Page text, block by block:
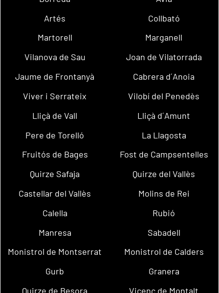
Artés
Collbató
Martorell
Marganell
Vilanova de Sau
Joan de Vilatorrada
Jaume de Frontanyà
Cabrera d´Anoia
Viver i Serrateix
Vilobí del Penedès
Lliçà de Vall
Lliçà d´Amunt
Pere de Torelló
La Llagosta
Fruitós de Bages
Fost de Campsentelles
Quirze Safaja
Quirze del Vallès
Castellar del Vallès
Molins de Rei
Calella
Rubió
Manresa
Sabadell
Monistrol de Montserrat
Monistrol de Calders
Gurb
Granera
Quirze de Besora
Vicenç de Montalt